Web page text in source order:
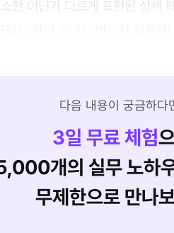
한 어딘가 다르게 표현된 상세
다음 내용이 궁금하다
3일 무료 체험
개의 실무 노하
무제한으로 만나